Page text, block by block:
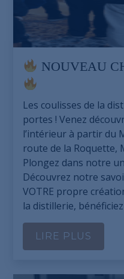
NOUVEAU
Les coulisses de la
portes ! Venez
l’intérieur à partir du
route de la Roquette,
Plongez dans notre
Découvrez notre
VOTRE propre
la distillerie,
LIRE PLUS